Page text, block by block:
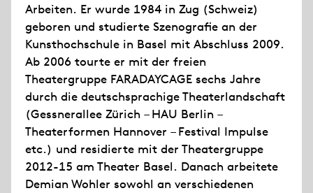
Arbeiten. Er wurde 1984 in Zug (Schweiz)
geboren und studierte Szenografie an der
Kunsthochschule in Basel mit Abschluss 2009.
Ab 2006 tourte er mit der freien
Theatergruppe FARADAYCAGE sechs Jahre
durch die deutschsprachige Theaterlandschaft
(Gessnerallee Zürich – HAU Berlin –
Theaterformen Hannover – Festival Impulse
etc.) und residierte mit der Theatergruppe
2012-15 am Theater Basel. Danach arbeitete
Demian Wohler sowohl an verschiedenen